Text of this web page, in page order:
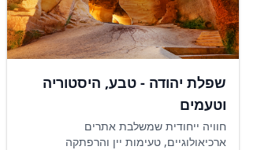
שפלת יהודה - טבע, היסטוריה
וטעמים
חוויה ייחודית שמשלבת אתרים
ארכיאולוגיים, טעימות יין והרפתקה